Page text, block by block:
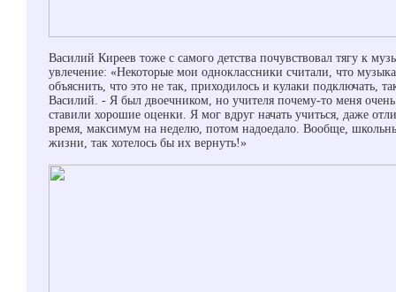
Василий Киреев тоже с самого детства почувствовал тягу к
увлечение: «Некоторые мои одноклассники считали, что
объяснить, что это не так, приходилось и кулаки подключать,
Василий. - Я был двоечником, но учителя почему-то меня
ставили хорошие оценки. Я мог вдруг начать учиться, даже
время, максимум на неделю, потом надоедало. Вообще,
жизни, так хотелось бы их вернуть!»